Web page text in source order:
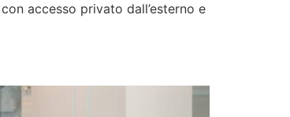
accesso privato dall’esterno e